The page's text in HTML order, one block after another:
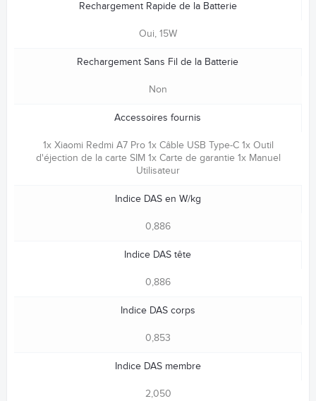
Rechargement Rapide de la Batterie
Oui, 15W
Rechargement Sans Fil de la Batterie
Non
Accessoires fournis
1x Xiaomi Redmi A7 Pro 1x Câble USB Type-C 1x Outil
d'éjection de la carte SIM 1x Carte de garantie 1x Manuel
Utilisateur
Indice DAS en W/kg
0,886
Indice DAS tête
0,886
Indice DAS corps
0,853
Indice DAS membre
2,050